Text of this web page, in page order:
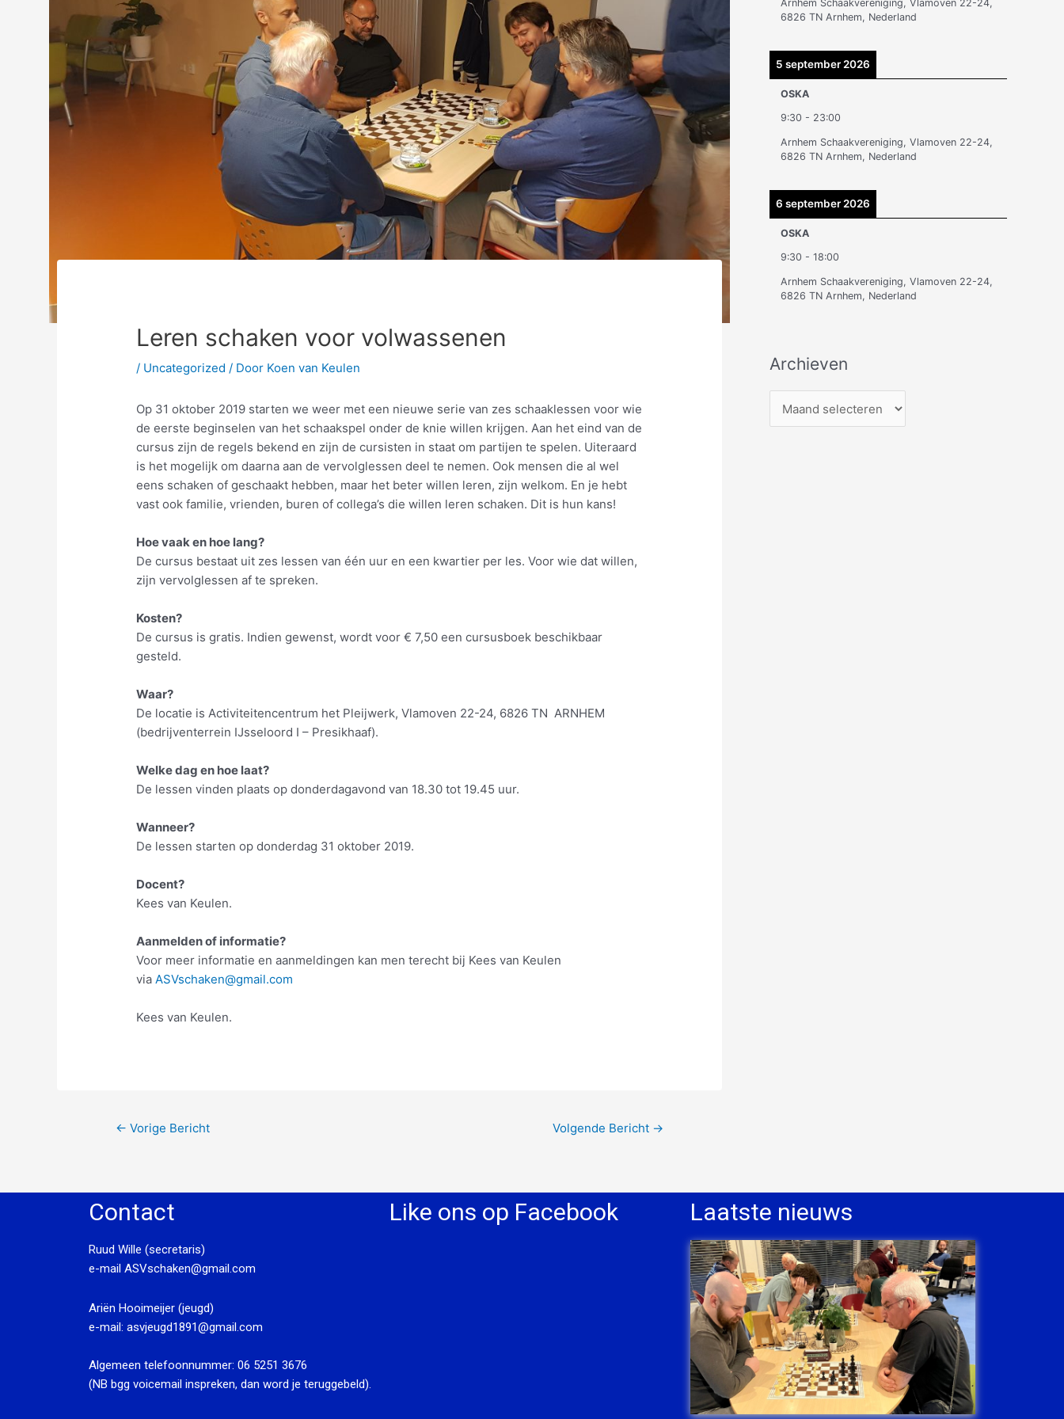
Leren schaken voor volwassenen
/ Uncategorized / Door Koen van Keulen
Op 31 oktober 2019 starten we weer met een nieuwe serie van zes schaaklessen voor wie
de eerste beginselen van het schaakspel onder de knie willen krijgen. Aan het eind van de
cursus zijn de regels bekend en zijn de cursisten in staat om partijen te spelen. Uiteraard
is het mogelijk om daarna aan de vervolglessen deel te nemen. Ook mensen die al wel
eens schaken of geschaakt hebben, maar het beter willen leren, zijn welkom. En je hebt
vast ook familie, vrienden, buren of collega’s die willen leren schaken. Dit is hun kans!
Hoe vaak en hoe lang?
De cursus bestaat uit zes lessen van één uur en een kwartier per les. Voor wie dat willen,
zijn vervolglessen af te spreken.
Kosten?
De cursus is gratis. Indien gewenst, wordt voor € 7,50 een cursusboek beschikbaar
gesteld.
Waar?
De locatie is Activiteitencentrum het Pleijwerk, Vlamoven 22-24, 6826 TN ARNHEM
(bedrijventerrein IJsseloord I – Presikhaaf).
Welke dag en hoe laat?
De lessen vinden plaats op donderdagavond van 18.30 tot 19.45 uur.
Wanneer?
De lessen starten op donderdag 31 oktober 2019.
Docent?
Kees van Keulen.
Aanmelden of informatie?
Voor meer informatie en aanmeldingen kan men terecht bij Kees van Keulen
viaASVschaken@gmail.com
Kees van Keulen.
← Vorige Bericht Volgende Bericht →
Arnhem Schaakvereniging, Vlamoven 22-24,
6826 TN Arnhem, Nederland
5 september 2026
OSKA
9:30 - 23:00
Arnhem Schaakvereniging, Vlamoven 22-24,
6826 TN Arnhem, Nederland
6 september 2026
OSKA
9:30 - 18:00
Arnhem Schaakvereniging, Vlamoven 22-24,
6826 TN Arnhem, Nederland
Archieven
Contact
Ruud Wille (secretaris)
e-mail ASVschaken@gmail.com
Ariën Hooimeijer (jeugd)
e-mail: asvjeugd1891@gmail.com
Algemeen telefoonnummer: 06 5251 3676
(NB bgg voicemail inspreken, dan word je teruggebeld).
Like ons op Facebook Laatste nieuws